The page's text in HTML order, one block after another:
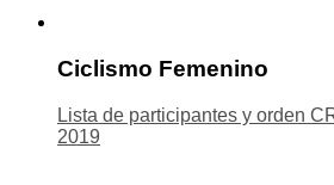
Ciclismo Femenino
Lista de participantes y orden
2019